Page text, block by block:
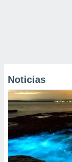
Noticias